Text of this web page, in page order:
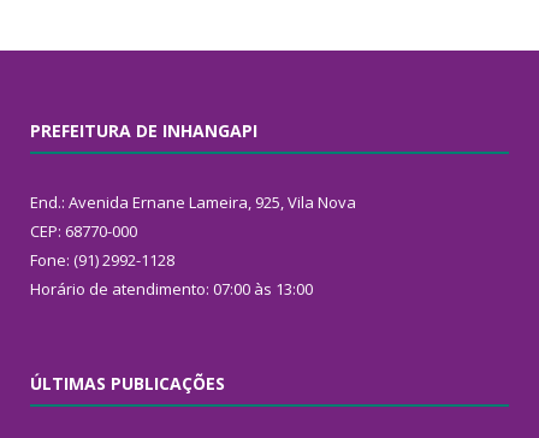
PREFEITURA DE INHANGAPI
End.: Avenida Ernane Lameira, 925, Vila Nova
CEP: 68770-000
Fone: (91) 2992-1128
Horário de atendimento: 07:00 às 13:00
ÚLTIMAS PUBLICAÇÕES